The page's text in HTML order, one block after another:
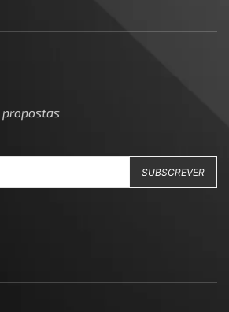
propostas